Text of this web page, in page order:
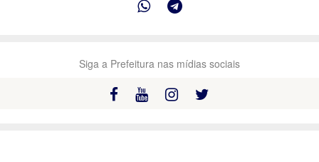
Siga a Prefeitura nas mídias sociais